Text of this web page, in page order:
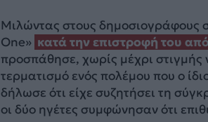
Μιλώντας στους δημοσιογράφους
One» κατά την επιστροφή του
προσπάθησε, χωρίς μέχρι στιγμής
τερματισμό ενός πολέμου που ο
δήλωσε ότι είχε συζητήσει τη
οι δύο ηγέτες συμφώνησαν ότι